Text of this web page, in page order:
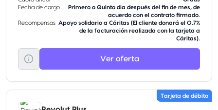
Fecha de cargo
Primero o Quinto dia después del fin de mes, de
acuerdo con el contrato firmado.
Recompensas Apoyo solidario a Cáritas (El cliente donará el 0.7%
de la facturación realizada con la tarjeta a
Cáritas).
Ver oferta
Tarjeta de débito